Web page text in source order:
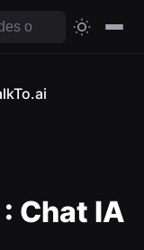
Chat IA